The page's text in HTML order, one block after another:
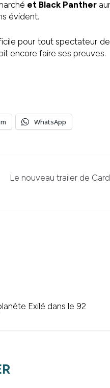
et Black Panther
évident.
pour tout spectateur
encore faire ses preuves.
WhatsApp
Le nouveau trailer de
Exilé dans le 92